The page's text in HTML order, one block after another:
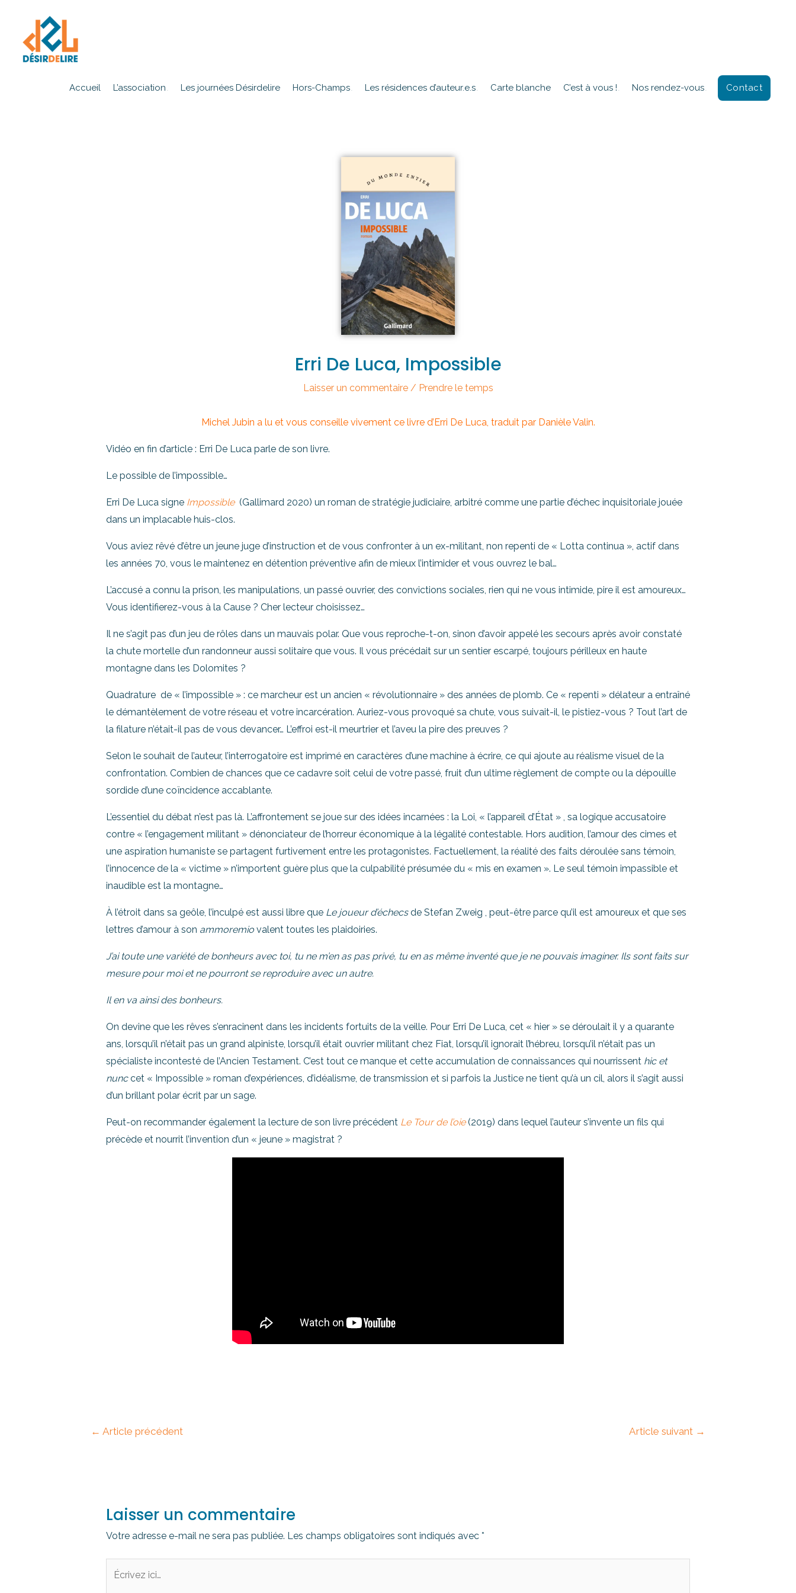
Accueil L’association Les journées Désirdelire Hors-Champs Les résidences d’auteur.e.s Carte blanche C’est à vous ! Nos rendez-vous Contact
Erri De Luca, Impossible
Laisser un commentaire / Prendre le temps
Michel Jubin a lu et vous conseille vivement ce livre d’Erri De Luca, traduit par Danièle Valin.
Vidéo en fin d’article : Erri De Luca parle de son livre.
Le possible de l’impossible…
Erri De Luca signe Impossible(Gallimard 2020) un roman de stratégie judiciaire, arbitré comme une partie d’échec inquisitoriale jouée
dans un implacable huis-clos.
Vous aviez rêvé d’être un jeune juge d’instruction et de vous confronter à un ex-militant, non repenti de « Lotta continua », actif dans
les années 70, vous le maintenez en détention préventive afin de mieux l’intimider et vous ouvrez le bal…
L’accusé a connu la prison, les manipulations, un passé ouvrier, des convictions sociales, rien qui ne vous intimide, pire il est amoureux…
Vous identifierez-vous à la Cause ? Cher lecteur choisissez…
Il ne s’agit pas d’un jeu de rôles dans un mauvais polar. Que vous reproche-t-on, sinon d’avoir appelé les secours après avoir constaté
la chute mortelle d’un randonneur aussi solitaire que vous. Il vous précédait sur un sentier escarpé, toujours périlleux en haute
montagne dans les Dolomites ?
Quadrature de « l’impossible » : ce marcheur est un ancien « révolutionnaire » des années de plomb. Ce « repenti » délateur a entraîné
le démantèlement de votre réseau et votre incarcération. Auriez-vous provoqué sa chute, vous suivait-il, le pistiez-vous ? Tout l’art de
la filature n’était-il pas de vous devancer… L’effroi est-il meurtrier et l’aveu la pire des preuves ?
Selon le souhait de l’auteur, l’interrogatoire est imprimé en caractères d’une machine à écrire, ce qui ajoute au réalisme visuel de la
confrontation. Combien de chances que ce cadavre soit celui de votre passé, fruit d’un ultime règlement de compte ou la dépouille
sordide d’une coïncidence accablante.
L’essentiel du débat n’est pas là. L’affrontement se joue sur des idées incarnées : la Loi, « l’appareil d’État » , sa logique accusatoire
contre « l’engagement militant » dénonciateur de l’horreur économique à la légalité contestable. Hors audition, l’amour des cimes et
une aspiration humaniste se partagent furtivement entre les protagonistes. Factuellement, la réalité des faits déroulée sans témoin,
l’innocence de la « victime » n’importent guère plus que la culpabilité présumée du « mis en examen ». Le seul témoin impassible et
inaudible est la montagne…
À l’étroit dans sa geôle, l’inculpé est aussi libre que Le joueur d’échecsde Stefan Zweig , peut-être parce qu’il est amoureux et que ses
lettres d’amour à son ammoremiovalent toutes les plaidoiries.
J’ai toute une variété de bonheurs avec toi, tu ne m’en as pas privé, tu en as même inventé que je ne pouvais imaginer. Ils sont faits sur
mesure pour moi et ne pourront se reproduire avec un autre.
Il en va ainsi des bonheurs.
On devine que les rêves s’enracinent dans les incidents fortuits de la veille. Pour Erri De Luca, cet « hier » se déroulait il y a quarante
ans, lorsqu’il n’était pas un grand alpiniste, lorsqu’il était ouvrier militant chez Fiat, lorsqu’il ignorait l’hébreu, lorsqu’il n’était pas un
spécialiste incontesté de l’Ancien Testament. C’est tout ce manque et cette accumulation de connaissances qui nourrissenthic et
nunccet « Impossible » roman d’expériences, d’idéalisme, de transmission et si parfois la Justice ne tient qu’à un cil, alors il s’agit aussi
d’un brillant polar écrit par un sage.
Peut-on recommander également la lecture de son livre précédent Le Tour de l’oie (2019) dans lequel l’auteur s’invente un fils qui
précède et nourrit l’invention d’un « jeune » magistrat ?
← Article précédent Article suivant →
Laisser un commentaire
Votre adresse e-mail ne sera pas publiée. Les champs obligatoires sont indiqués avec *